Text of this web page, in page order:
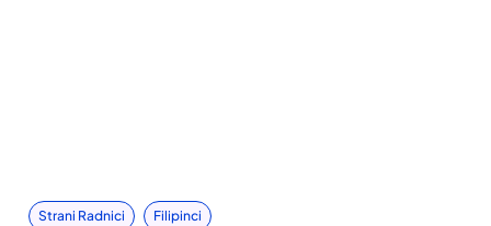
Strani Radnici Filipinci